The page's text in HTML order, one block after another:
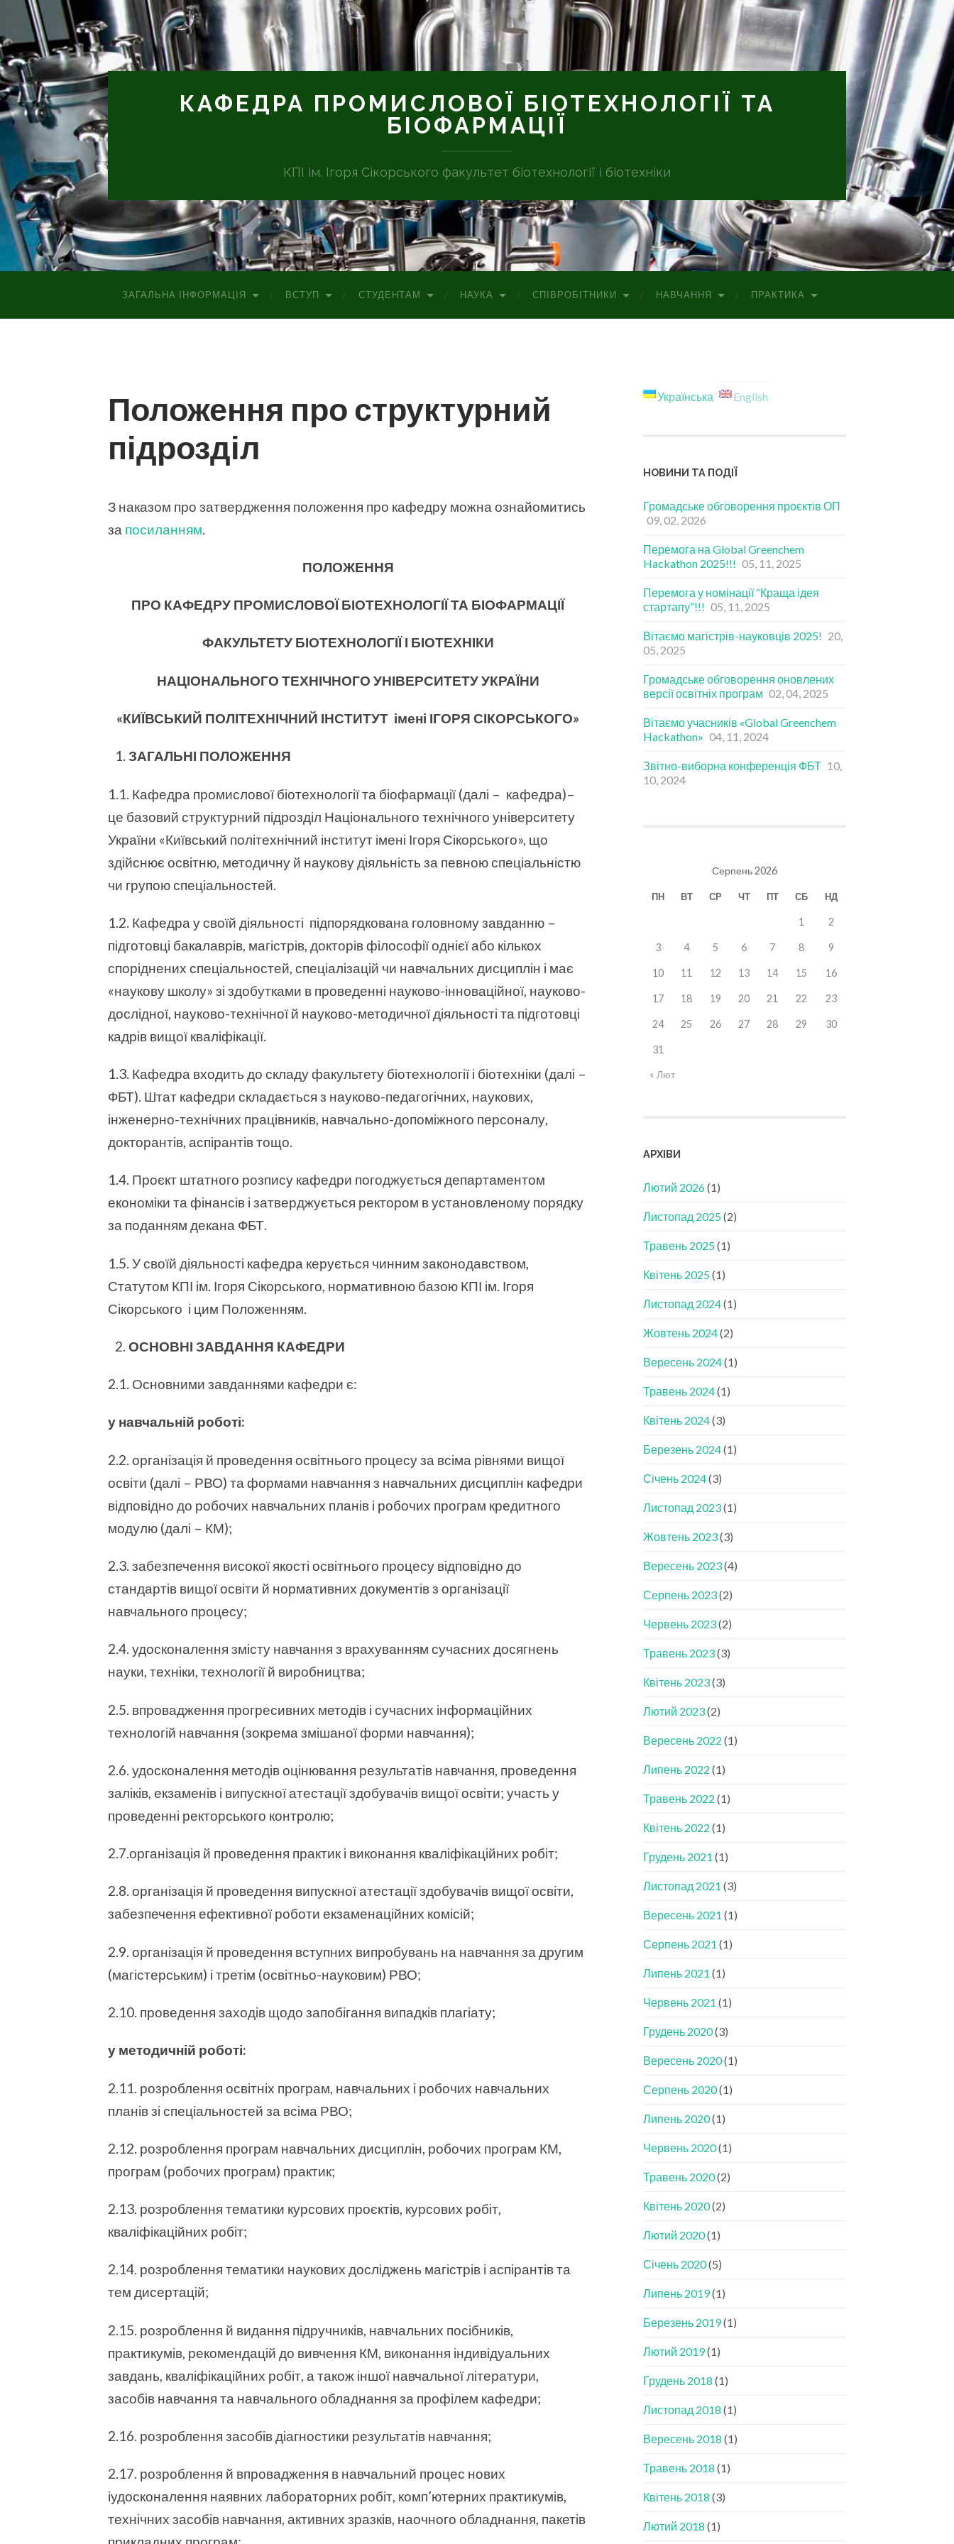
КАФЕДРА ПРОМИСЛОВОЇ БІОТЕХНОЛОГІЇ ТА
БІОФАРМАЦІЇ
КПІ ім. Ігоря Сікорського факультет біотехнології і біотехніки
ЗАГАЛЬНА ІНФОРМАЦІЯ ВСТУП СТУДЕНТАМ НАУКА СПІВРОБІТНИКИ НАВЧАННЯ ПРАКТИКА
Положення про структурний
підрозділ
З наказом про затвердження положення про кафедру можна ознайомитись
за посиланням
ПОЛОЖЕННЯ
ПРО КАФЕДРУ ПРОМИСЛОВОЇБІОТЕХНОЛОГІЇ ТА БІОФАРМАЦІЇ
ФАКУЛЬТЕТУ БІОТЕХНОЛОГІЇ І БІОТЕХНІКИ
НАЦІОНАЛЬНОГО ТЕХНІЧНОГО УНІВЕРСИТЕТУ УКРАЇНИ
«КИЇВСЬКИЙ ПОЛІТЕХНІЧНИЙ ІНСТИТУТ імені ІГОРЯ СІКОРСЬКОГО»
ЗАГАЛЬНІ ПОЛОЖЕННЯ
1.1. Кафедра промислової біотехнології та біофармації (далі – кафедра)–
це базовий структурний підрозділ Національного технічного університету
України «Київський політехнічний інститут імені Ігоря Сікорського», що
здійснює освітню, методичну й наукову діяльність за певною спеціальністю
чи групою спеціальностей.
1.2. Кафедра у своїй діяльності підпорядкована головному завданню –
підготовці бакалаврів, магістрів, докторів філософії однієї або кількох
споріднених спеціальностей, спеціалізацій чи навчальних дисциплін і має
«наукову школу» зі здобутками в проведенні науково-інноваційної, науково-
дослідної, науково-технічної й науково-методичної діяльності та підготовці
кадрів вищої кваліфікації.
1.3. Кафедра входить до складу факультету біотехнології і біотехніки (далі –
ФБТ). Штат кафедри складається з науково-педагогічних, наукових,
інженерно-технічних працівників, навчально-допоміжного персоналу,
докторантів, аспірантів тощо.
1.4. Проєкт штатного розпису кафедри погоджується департаментом
економіки та фінансів і затверджується ректором в установленому порядку
за поданням декана ФБТ.
1.5. У своїй діяльності кафедра керується чинним законодавством,
Статутом КПІ ім. Ігоря Сікорського, нормативною базою КПІ ім. Ігоря
Сікорського і цим Положенням.
ОСНОВНІ ЗАВДАННЯ КАФЕДРИ
2.1. Основними завданнями кафедри є:
у навчальній роботі:
2.2. організація й проведення освітнього процесу за всіма рівнями вищої
освіти (далі – РВО) та формами навчання з навчальних дисциплін кафедри
відповідно до робочих навчальних планів і робочих програм кредитного
модулю (далі – КМ);
2.3. забезпечення високої якості освітнього процесу відповідно до
стандартів вищої освіти й нормативних документів з організації
навчального процесу;
2.4. удосконалення змісту навчання з врахуванням сучасних досягнень
науки, техніки, технології й виробництва;
2.5. впровадження прогресивних методів і сучасних інформаційних
технологій навчання (зокрема змішаної форми навчання);
2.6. удосконалення методів оцінювання результатів навчання, проведення
заліків, екзаменів і випускної атестації здобувачів вищої освіти; участь у
проведенні ректорського контролю;
2.7.організація й проведення практик і виконання кваліфікаційних робіт;
2.8. організація й проведення випускної атестації здобувачів вищої освіти,
забезпечення ефективної роботи екзаменаційних комісій;
2.9. організація й проведення вступних випробувань на навчання за другим
(магістерським) і третім (освітньо-науковим) РВО;
2.10. проведення заходів щодо запобігання випадків плагіату;
у методичній роботі:
2.11. розроблення освітніх програм, навчальних і робочих навчальних
планів зі спеціальностей за всіма РВО;
2.12. розроблення програм навчальних дисциплін, робочих програм КМ,
програм (робочих програм) практик;
2.13. розроблення тематики курсових проєктів, курсових робіт,
кваліфікаційних робіт;
2.14. розроблення тематики наукових досліджень магістрів і аспірантів та
тем дисертацій;
2.15. розроблення й видання підручників, навчальних посібників,
практикумів, рекомендацій до вивчення КМ, виконання індивідуальних
завдань, кваліфікаційних робіт, а також іншої навчальної літератури,
засобів навчання та навчального обладнання за профілем кафедри;
2.16. розроблення засобів діагностики результатів навчання;
2.17. розроблення й впровадження в навчальний процес нових
іудосконалення наявних лабораторних робіт, комп’ютерних практикумів,
технічних засобів навчання, активних зразків, наочного обладнання, пакетів
Українська English
НОВИНИ ТА ПОДІЇ
Громадське обговорення проєктів ОП
09, 02, 2026
Перемога на Global Greenchem
Hackathon 2025!!! 05, 11, 2025
Перемога у номінації “Краща ідея
стартапу”!!! 05, 11, 2025
Вітаємо магістрів-науковців 2025! 20,
05, 2025
Громадське обговорення оновлених
версії освітніх програм 02, 04, 2025
Вітаємо учасників «Global Greenchem
Hackathon» 04, 11, 2024
Звітно-виборна конференція ФБТ 10,
10, 2024
Серпень 2026
ПН ВТ СР ЧТ ПТ СБ НД
« Лют
1 2
3 4 5 6 7 8 9
10 11 12 13 14 15 16
17 18 19 20 21 22 23
24 25 26 27 28 29 30
31
АРХІВИ
Лютий 2026(1)
Листопад 2025(2)
Травень 2025(1)
Квітень 2025(1)
Листопад 2024(1)
Жовтень 2024(2)
Вересень 2024(1)
Травень 2024(1)
Квітень 2024(3)
Березень 2024(1)
Січень 2024(3)
Листопад 2023(1)
Жовтень 2023(3)
Вересень 2023(4)
Серпень 2023(2)
Червень 2023(2)
Травень 2023(3)
Квітень 2023(3)
Лютий 2023(2)
Вересень 2022 (1)
Липень 2022 (1)
Травень 2022 (1)
Квітень 2022 (1)
Грудень 2021 (1)
Листопад 2021 (3)
Вересень 2021 (1)
Серпень 2021 (1)
Липень 2021 (1)
Червень 2021 (1)
Грудень 2020(3)
Вересень 2020(1)
Серпень 2020(1)
Липень 2020(1)
Червень 2020(1)
Травень 2020(2)
Квітень 2020(2)
Лютий 2020(1)
Січень 2020(5)
Липень 2019(1)
Березень 2019(1)
Лютий 2019(1)
Грудень 2018 (1)
Листопад 2018 (1)
Вересень 2018 (1)
Травень 2018 (1)
Квітень 2018 (3)
Лютий 2018 (1)